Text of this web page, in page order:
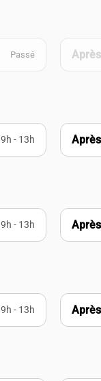
Passé
9h - 13h
9h - 13h
9h - 13h